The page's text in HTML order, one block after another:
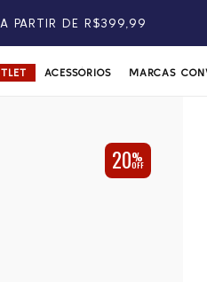
DE R$399,99
ACESSÓRIOS MARCAS
20%
OFF